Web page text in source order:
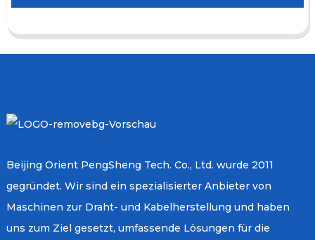
Beijing Orient PengSheng Tech. Co., Ltd. wurde 2011
gegründet. Wir sind ein spezialisierter Anbieter von
Maschinen zur Draht- und Kabelherstellung und haben
uns zum Ziel gesetzt, umfassende Lösungen für die